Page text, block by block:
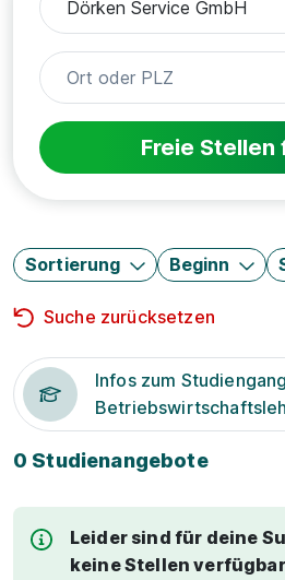
Freie Stellen
Sortierung Beginn
Suche zurücksetzen
Infos zum Studiengang
0 Studienangebote
Leider sind für deine
keine Stellen